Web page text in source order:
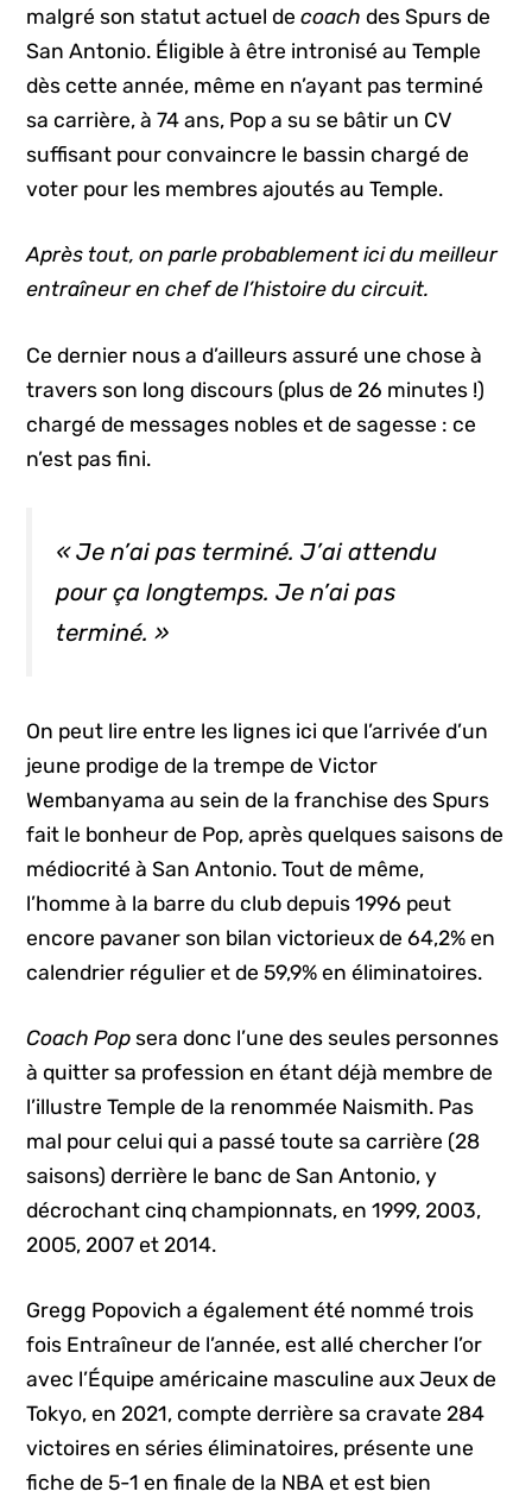
malgré son statut actuel decoachdes Spurs de
San Antonio. Éligible à être intronisé au Temple
dès cette année, même en n’ayant pas terminé
sa carrière, à 74 ans, Pop a su se bâtir un CV
suffisant pour convaincre le bassin chargé de
voter pour les membres ajoutés au Temple.
Après tout, on parle probablement ici du meilleur
entraîneur en chef de l’histoire du circuit.
Ce dernier nous a d’ailleurs assuré une chose à
travers son long discours (plus de 26 minutes !)
chargé de messages nobles et de sagesse : ce
n’est pas fini.
« Je n’ai pas terminé. J’ai attendu
pour ça longtemps. Je n’ai pas
terminé. »
On peut lire entre les lignes ici que l’arrivée d’un
jeune prodige de la trempe de Victor
Wembanyama au sein de la franchise des Spurs
fait le bonheur de Pop, après quelques saisons de
médiocrité à San Antonio. Tout de même,
l’homme à la barre du club depuis 1996 peut
encore pavaner son bilan victorieux de 64,2% en
calendrier régulier et de 59,9% en éliminatoires.
Coach Pop sera donc l’une des seules personnes
à quitter sa profession en étant déjà membre de
l’illustre Temple de la renommée Naismith. Pas
mal pour celui qui a passé toute sa carrière (28
saisons) derrière le banc de San Antonio, y
décrochant cinq championnats, en 1999, 2003,
2005, 2007 et 2014.
Gregg Popovich a également été nommé trois
fois Entraîneur de l’année, est allé chercher l’or
avec l’Équipe américaine masculine aux Jeux de
Tokyo, en 2021, compte derrière sa cravate 284
victoires en séries éliminatoires, présente une
fiche de 5-1 en finale de la NBA et est bien